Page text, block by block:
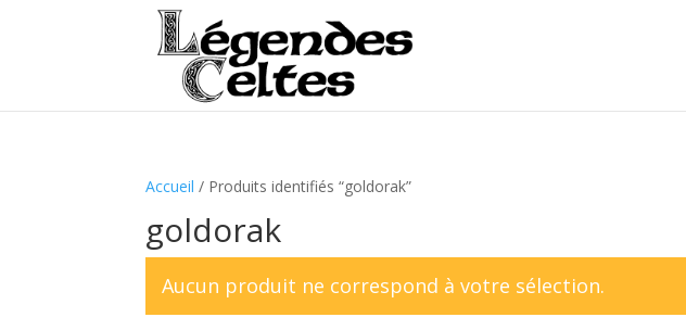
Accueil / Produits identifiés “goldorak”
goldorak
Aucun produit ne correspond à votre sélection.